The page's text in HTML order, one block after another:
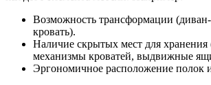
Возможность трансформации (диван-
кровать).
Наличие скрытых мест для
механизмы кроватей, выдвижные
Эргономичное расположение полок